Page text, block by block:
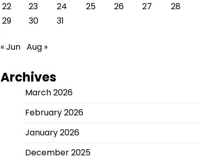
22
23 24 25 26 27
28
29
30 31
« Jun Aug »
Archives
March 2026
February 2026
January 2026
December 2025